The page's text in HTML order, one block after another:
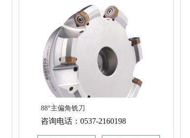
88°主偏角铣刀
咨询电话：0537-2160198